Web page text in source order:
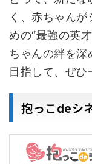
く、赤ちゃん
めの“最強の英
ちゃんの絆を深
目指して、ぜひ
抱っこdeシ